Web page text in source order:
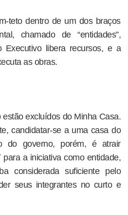
teto dentro de um dos braços
chamado de “entidades”,
Executivo libera recursos, e a
as obras.
estão excluídos do Minha Casa.
candidatar-se a uma casa do
do governo, porém, é atrair
a iniciativa como entidade,
considerada suficiente pelo
seus integrantes no curto e